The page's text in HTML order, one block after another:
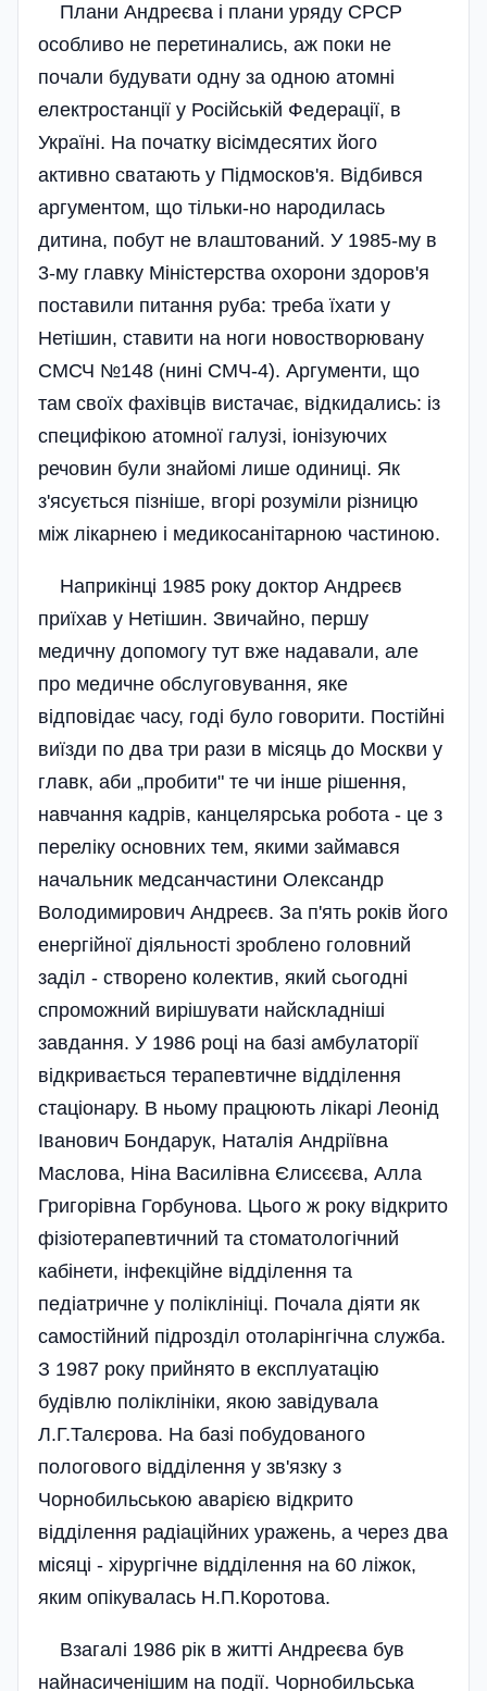
Плани Андреєва і плани уряду СРСР
особливо не перетинались, аж поки не
почали будувати одну за одною атомні
електростанції у Російській Федерації, в
Україні. На початку вісімдесятих його
активно сватають у Підмосков'я. Відбився
аргументом, що тільки-но народилась
дитина, побут не влаштований. У 1985-му в
3-му главку Міністерства охорони здоров'я
поставили питання руба: треба їхати у
Нетішин, ставити на ноги новостворювану
СМСЧ №148 (нині СМЧ-4). Аргументи, що
там своїх фахівців вистачає, відкидались: із
специфікою атомної галузі, іонізуючих
речовин були знайомі лише одиниці. Як
з'ясується пізніше, вгорі розуміли різницю
між лікарнею і медикосанітарною частиною.
Наприкінці 1985 року доктор Андреєв
приїхав у Нетішин. Звичайно, першу
медичну допомогу тут вже надавали, але
про медичне обслуговування, яке
відповідає часу, годі було говорити. Постійні
виїзди по два три рази в місяць до Москви у
главк, аби „пробити" те чи інше рішення,
навчання кадрів, канцелярська робота - це з
переліку основних тем, якими займався
начальник медсанчастини Олександр
Володимирович Андреєв. За п'ять років його
енергійної діяльності зроблено головний
заділ - створено колектив, який сьогодні
спроможний вирішувати найскладніші
завдання. У 1986 році на базі амбулаторії
відкривається терапевтичне відділення
стаціонару. В ньому працюють лікарі Леонід
Іванович Бондарук, Наталія Андріївна
Маслова, Ніна Василівна Єлисєєва, Алла
Григорівна Горбунова. Цього ж року відкрито
фізіотерапевтичний та стоматологічний
кабінети, інфекційне відділення та
педіатричне у поліклініці. Почала діяти як
самостійний підрозділ отоларінгічна служба.
З 1987 року прийнято в експлуатацію
будівлю поліклініки, якою завідувала
Л.Г.Талєрова. На базі побудованого
пологового відділення у зв'язку з
Чорнобильською аварією відкрито
відділення радіаційних уражень, а через два
місяці - хірургічне відділення на 60 ліжок,
яким опікувалась Н.П.Коротова.
Взагалі 1986 рік в житті Андреєва був
найнасиченішим на події. Чорнобильська